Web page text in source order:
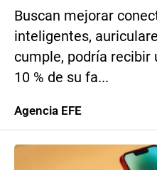
Buscan mejorar
inteligentes,
cumple, podría recibir
10 % de su fa...
Agencia EFE